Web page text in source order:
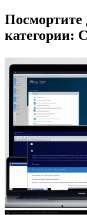
Посмортите
категории: